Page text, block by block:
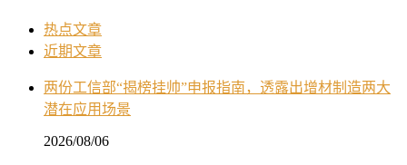
热点文章
近期文章
两份工信部“揭榜挂帅”申报指南，透露出增材制造两大
潜在应用场景
2026/08/06